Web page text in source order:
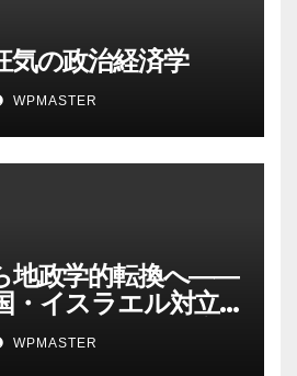
気の政治経済学
WPMASTER
地政学的転換へ――
・イスラエル対立
、抵抗、世界秩序
２部
WPMASTER